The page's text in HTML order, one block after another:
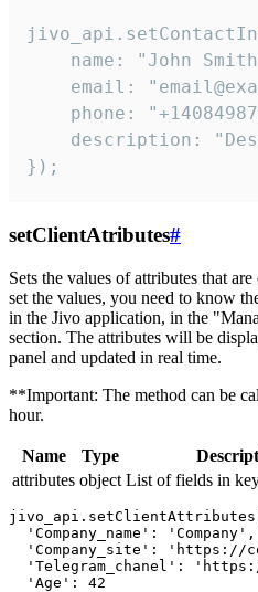
name: "John
email:
phone:
description:
});
setClientAtributes#
Sets the values ​​of attributes that
set the values, you need to know
in the Jivo application, in the
section. The attributes will be
panel and updated in real time.
**Important: The method can be
hour.
Name Type
attributes object List of fields in
  'Company_name': 'Company',
'Company_site': 'https://
'Telegram_chanel':
  'Age': 42